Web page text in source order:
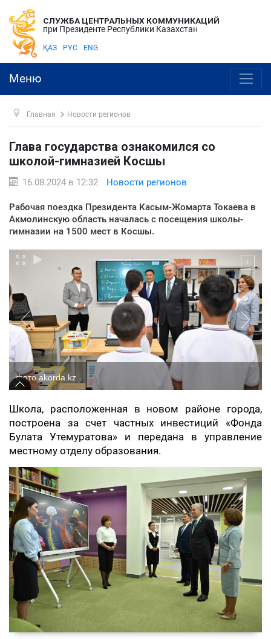
СЛУЖБА ЦЕНТРАЛЬНЫХ КОММУНИКАЦИЙ
при Президенте Республики Казахстан
ҚАЗ РУС ENG
Меню
Главная Новости регионов
Глава государства ознакомился со
школой-гимназией Косшы
16.08.2024 в 12:32 Новости регионов
Рабочая поездка Президента Касым-Жомарта Токаева в
Акмолинскую область началась с посещения школы-
гимназии на 1500 мест в Косшы.
фото akorda.kz
Школа, расположенная в новом районе города,
построена за счет частных инвестиций «Фонда
Булата Утемуратова» и передана в управление
местному отделу образования.